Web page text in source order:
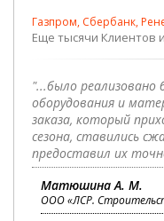
Газпром, Сбербанк,
Еще тысячи Клиентов
"...было реализовано
оборудования и
заказа, который
сезона, ставились
предоставил их
Матюшина А. М.
ООО «ЛСР.